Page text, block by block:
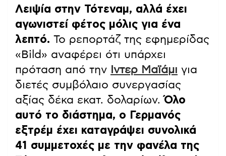
Λειψία στην Τότεναμ, αλλά έχει
αγωνιστεί φέτος μόλις για ένα
λεπτό. Το ρεπορτάζ της εφημερίδας
«Bild» αναφέρει ότι υπάρχει
πρόταση από την Ιντερ Μαϊάμι για
διετές συμβόλαιο συνεργασίας
αξίας δέκα εκατ. δολαρίων.Όλο
αυτό το διάστημα, ο Γερμανός
εξτρέμ έχει καταγράψει συνολικά
41 συμμετοχές με την φανέλα της